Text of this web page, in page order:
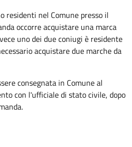
residenti nel Comune presso il
occorre acquistare una marca
uno dei due coniugi è residente
acquistare due marche da
consegnata in Comune al
con l'ufficiale di stato civile, dopo